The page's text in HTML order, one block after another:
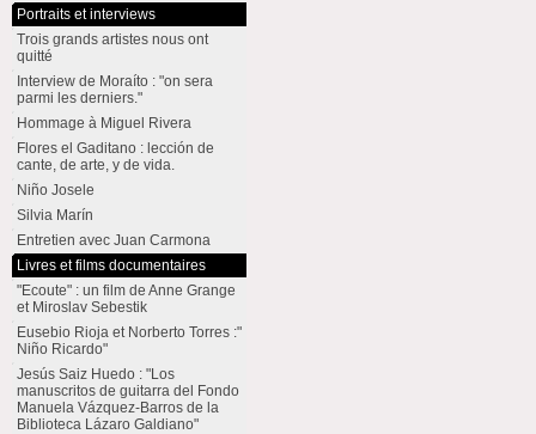
Portraits et interviews
Trois grands artistes nous ont
quitté
Interview de Moraíto : "on sera
parmi les derniers."
Hommage à Miguel Rivera
Flores el Gaditano : lección de
cante, de arte, y de vida.
Niño Josele
Silvia Marín
Entretien avec Juan Carmona
Livres et films documentaires
"Ecoute" : un film de Anne Grange
et Miroslav Sebestik
Eusebio Rioja et Norberto Torres :"
Niño Ricardo"
Jesús Saiz Huedo : "Los
manuscritos de guitarra del Fondo
Manuela Vázquez-Barros de la
Biblioteca Lázaro Galdiano"